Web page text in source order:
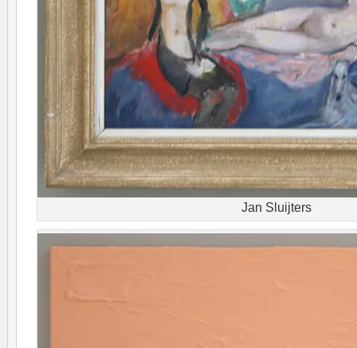
Jan Sluijters